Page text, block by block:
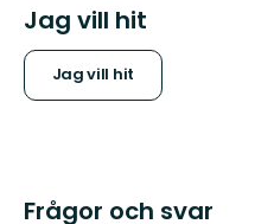
Jag vill hit
Jag vill hit
Frågor och svar